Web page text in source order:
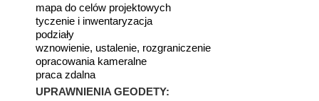
mapa do celów projektowych
tyczenie i inwentaryzacja
podziały
wznowienie, ustalenie, rozgraniczenie
opracowania kameralne
praca zdalna
UPRAWNIENIA GEODETY: